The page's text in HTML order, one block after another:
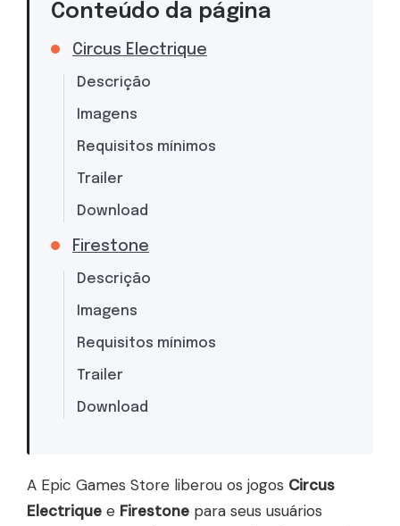
Conteúdo da página
Circus Electrique
Descrição
Imagens
Requisitos mínimos
Trailer
Download
Firestone
Descrição
Imagens
Requisitos mínimos
Trailer
Download
A Epic Games Store liberou os jogos Circus
Electrique e Firestone para seus usuários